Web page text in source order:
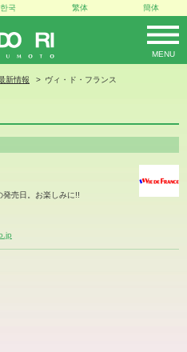
MENU
한국 繁体 簡体
新情報 ヴィ・ド・フランス
売日。お楽しみに!!